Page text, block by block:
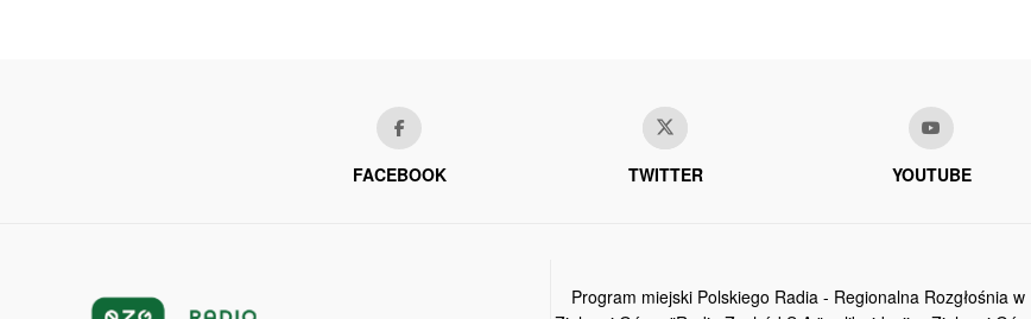
FACEBOOK TWITTER YOUTUBE
Program miejski Polskiego Radia - Regionalna Rozgłośnia w